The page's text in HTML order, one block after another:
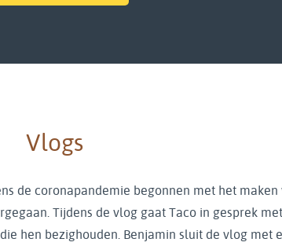
Vlogs
de coronapandemie begonnen met het
Tijdens de vlog gaat Taco in gesprek
hen bezighouden. Benjamin sluit de vlog met